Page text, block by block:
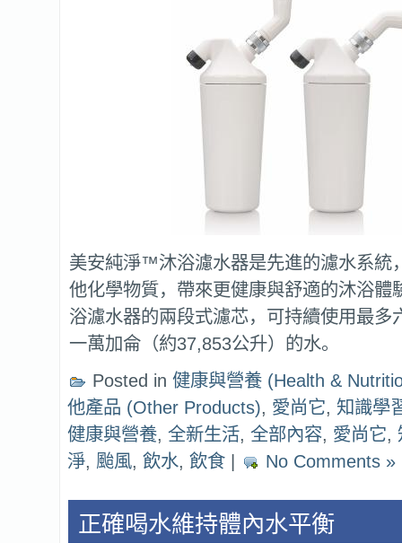
美安純淨™沐浴濾水器是先進的濾水系統
他化學物質，帶來更健康與舒適的沐浴
浴濾水器的兩段式濾芯，可持續使用最多
一萬加侖（約37,853公升）的水。
Posted in 健康與營養 (Health &
他產品 (Other Products), 愛尚它, 知識學
健康與營養, 全新生活, 全部內容, 愛尚它,
淨, 颱風, 飲水, 飲食 No Comments »
正確喝水維持體內水平衡